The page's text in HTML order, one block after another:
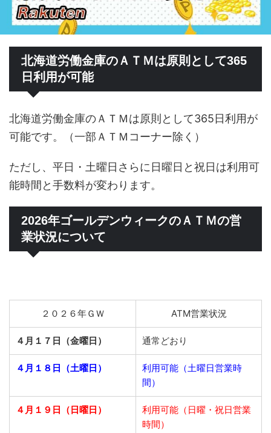
北海道労働金庫のＡＴＭは原則として365
日利用が可能
北海道労働金庫のＡＴＭは原則として365日利用が
可能です。（一部ＡＴＭコーナー除く）
ただし、平日・土曜日さらに日曜日と祝日は利用可
能時間と手数料が変わります。
2026年ゴールデンウィークのＡＴＭの営
業状況について
２０２６年ＧＷ ATM営業状況
４月１７日（金曜日） 通常どおり
４月１８日（土曜日）
利用可能（土曜日営業時
間）
４月１９日（日曜日）
利用可能（日曜・祝日営業
時間）